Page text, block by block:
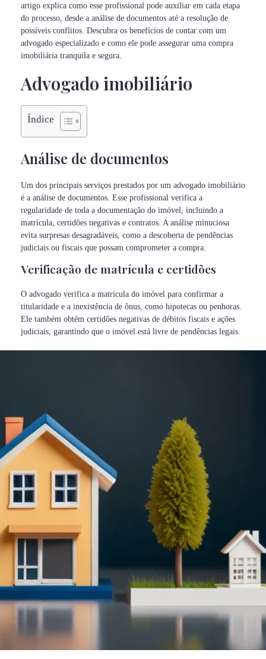
artigo explica como esse profissional pode auxiliar em cada etapa
do processo, desde a análise de documentos até a resolução de
possíveis conflitos. Descubra os benefícios de contar com um
advogado especializado e como ele pode assegurar uma compra
imobiliária tranquila e segura.
Advogado imobiliário
Índice
Análise de documentos
Um dos principais serviços prestados por um advogado imobiliário
é a análise de documentos. Esse profissional verifica a
regularidade de toda a documentação do imóvel, incluindo a
matrícula, certidões negativas e contratos. A análise minuciosa
evita surpresas desagradáveis, como a descoberta de pendências
judiciais ou fiscais que possam comprometer a compra.
Verificação de matrícula e certidões
O advogado verifica a matrícula do imóvel para confirmar a
titularidade e a inexistência de ônus, como hipotecas ou penhoras.
Ele também obtém certidões negativas de débitos fiscais e ações
judiciais, garantindo que o imóvel está livre de pendências legais.